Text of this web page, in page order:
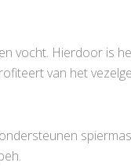
vocht. Hierdoor is
van het